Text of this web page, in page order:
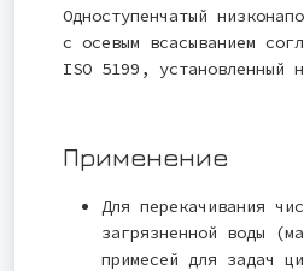
Одноступенчатый
с осевым всасыванием
ISO 5199, установленный
Применение
Для перекачивания
загрязненной воды
примесей для задач